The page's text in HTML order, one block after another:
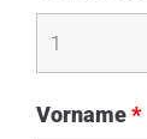
Vorname*